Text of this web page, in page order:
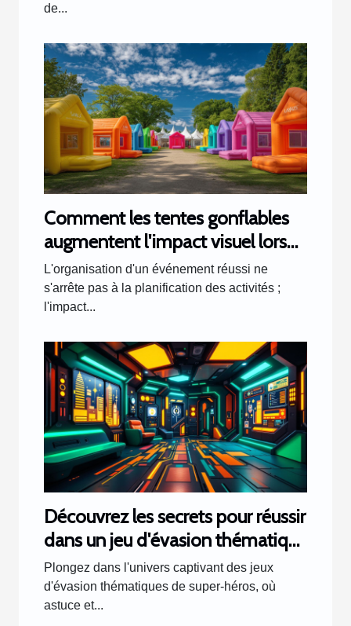
de...
Comment les tentes gonflables
augmentent l'impact visuel lors
d'événements
L'organisation d'un événement réussi ne
s'arrête pas à la planification des activités ;
l'impact...
Découvrez les secrets pour réussir
dans un jeu d'évasion thématique
de super-héros
Plongez dans l'univers captivant des jeux
d'évasion thématiques de super-héros, où
astuce et...